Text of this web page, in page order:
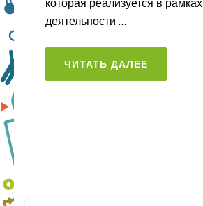
которая реализуется в рамках
деятельности …
ЧИТАТЬ ДАЛЕЕ